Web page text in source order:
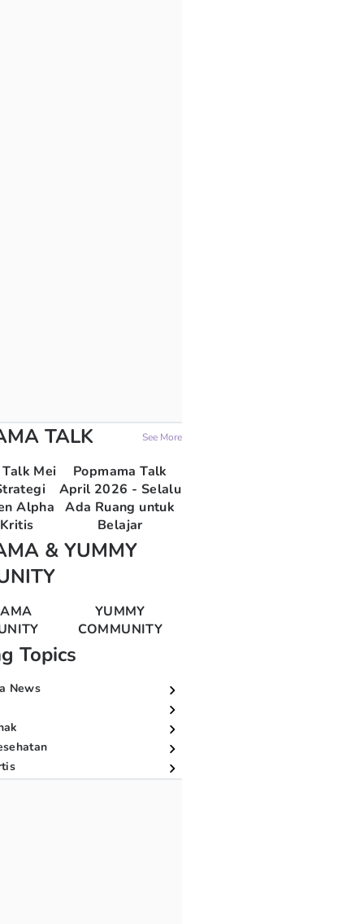
TALK See More
Mei
Alpha
Popmama Talk
April 2026 - Selalu
Ada Ruang untuk
Belajar
& YUMMY
YUMMY
COMMUNITY
Topics
News